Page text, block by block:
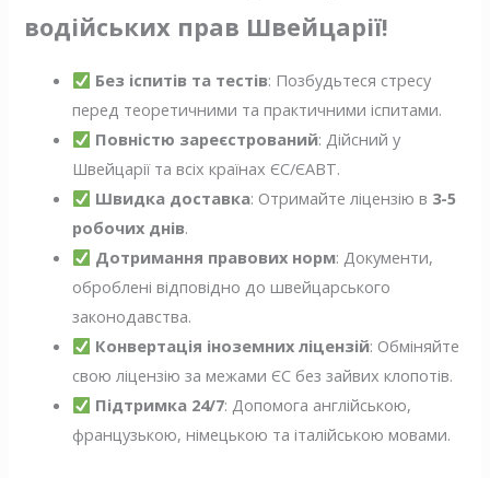
водійських прав Швейцарії!
Без іспитів та тестів: Позбудьтеся стресу
перед теоретичними та практичними іспитами.
Повністю зареєстрований: Дійсний у
Швейцарії та всіх країнах ЄС/ЄАВТ.
Швидка доставка: Отримайте ліцензію в 3-5
робочих днів.
Дотримання правових норм: Документи,
оброблені відповідно до швейцарського
законодавства.
Конвертація іноземних ліцензій: Обміняйте
свою ліцензію за межами ЄС без зайвих клопотів.
Підтримка 24/7: Допомога англійською,
французькою, німецькою та італійською мовами.